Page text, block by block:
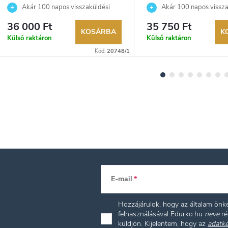
Akár 100 napos visszaküldési
lehetőség. Hivatalos márkakereskedő.
36 000 Ft
Külső raktáron
KOSÁRBA
Kód: 20748/1
Akár 100 napos
lehetőség. Hivatalos
35 750 Ft
Külső raktáron
E-mail
Hozzájárulok, hogy az általam
felhasználásával Edurko.hu neve
küldjön. Kijelentem, hogy az